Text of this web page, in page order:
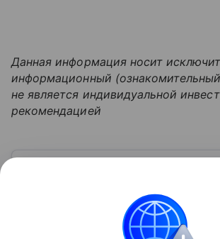
Данная информация носит
информационный
не является индивидуальной
рекомендацией
использования для бизнеса
Сегодня эта цифровая технология
инструментом для коммуникации,